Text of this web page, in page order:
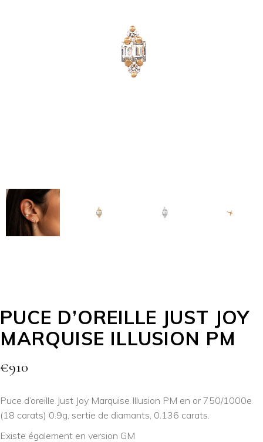
PUCE D’OREILLE JUST JOY
MARQUISE ILLUSION PM
€910
Puce d’oreille Just Joy Marquise Illusion PM en or 750/1000e
(18 carats) 0.9g, sertie de diamants, 0.136 carats.
Existe également en version GM